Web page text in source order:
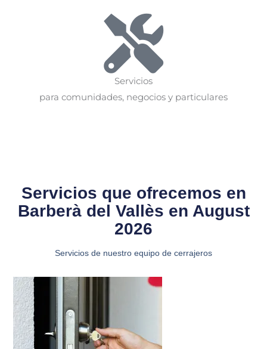
Servicios
para comunidades, negocios y particulares
Servicios que ofrecemos en
Barberà del Vallès en August
2026
Servicios de nuestro equipo de cerrajeros